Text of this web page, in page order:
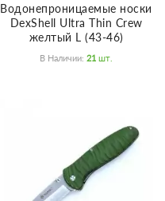
Водонепроницаемые носки
DexShell Ultra Thin Crew
желтый L (43-46)
В Наличии: 21 Шт.